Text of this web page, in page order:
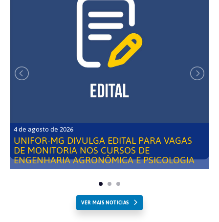
4 de agosto de 2026
UNIFOR-MG DIVULGA EDITAL PARA VAGAS
DE MONITORIA NOS CURSOS DE
ENGENHARIA AGRONÔMICA E PSICOLOGIA
VER MAIS NOTICIAS